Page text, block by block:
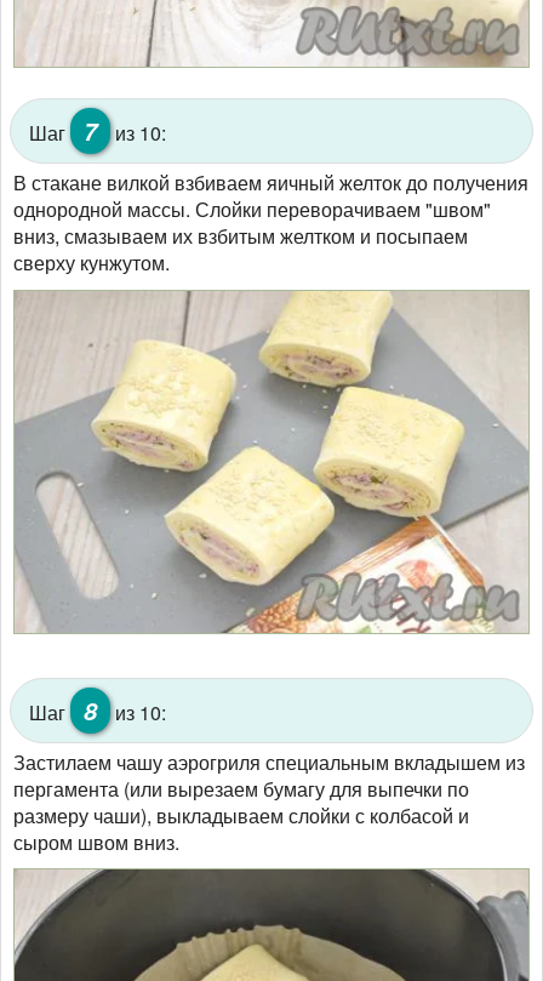
Шаг 7
из 10:
В стакане вилкой взбиваем яичный желток до получения
однородной массы. Слойки переворачиваем "швом"
вниз, смазываем их взбитым желтком и посыпаем
сверху кунжутом.
Шаг 8
из 10:
Застилаем чашу аэрогриля специальным вкладышем из
пергамента (или вырезаем бумагу для выпечки по
размеру чаши), выкладываем слойки с колбасой и
сыром швом вниз.